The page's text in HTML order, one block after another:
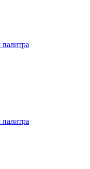
палитра
палитра